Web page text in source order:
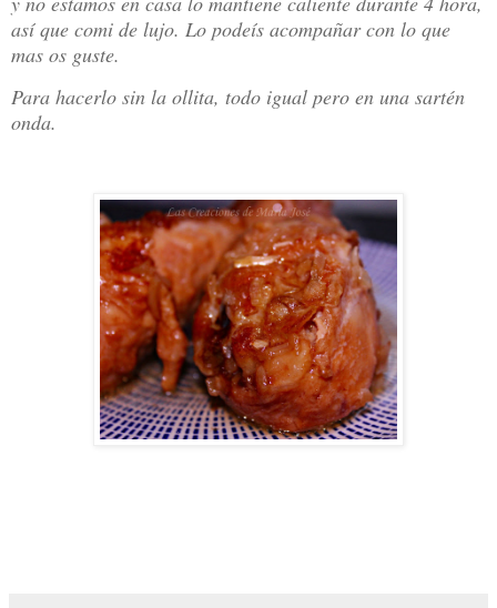
así que comi de lujo. Lo podeís acompañar con lo que
mas os guste.
Para hacerlo sin la ollita, todo igual pero en una sartén
onda.